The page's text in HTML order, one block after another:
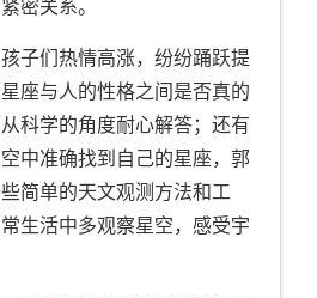
密关系。
子们热情高涨，纷纷踊跃提
座与人的性格之间是否真的
科学的角度耐心解答；还有
中准确找到自己的星座，郭
简单的天文观测方法和工
生活中多观察星空，感受宇